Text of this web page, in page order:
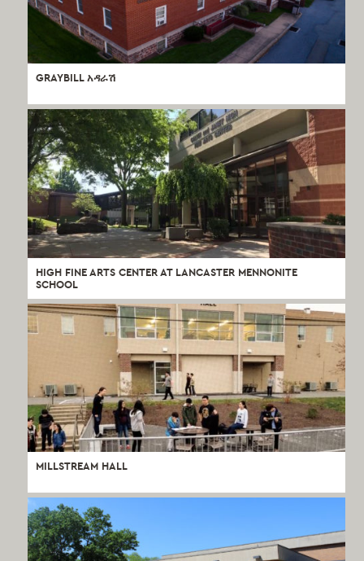
GRAYBILL አዳራሽ
HIGH FINE ARTS CENTER AT LANCASTER MENNONITE
SCHOOL
MILLSTREAM HALL